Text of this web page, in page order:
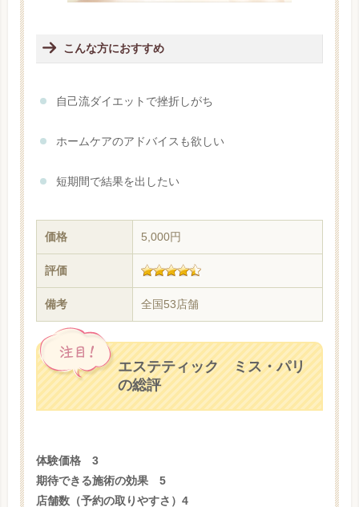
こんな方におすすめ
自己流ダイエットで挫折しがち
ホームケアのアドバイスも欲しい
短期間で結果を出したい
価格 5,000円
評価
備考 全国53店舗
エステティック ミス・パリ
の総評
体験価格 3
期待できる施術の効果 5
店舗数（予約の取りやすさ）4